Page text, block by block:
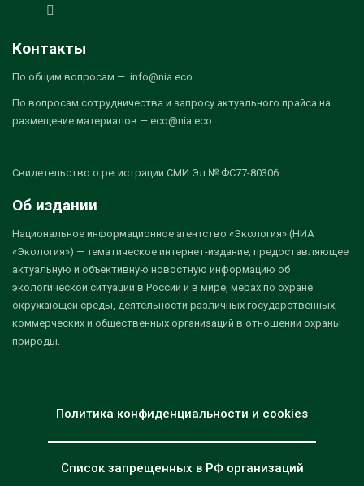
Контакты
По общим вопросам — info@nia.eco
По вопросам сотрудничества и запросу актуального прайса на
размещение материалов — eco@nia.eco
Свидетельство о регистрации СМИ Эл № ФС77-80306
Об издании
Национальное информационное агентство «Экология» (НИА
«Экология») — тематическое интернет-издание, предоставляющее
актуальную и объективную новостную информацию об
экологической ситуации в России и в мире, мерах по охране
окружающей среды, деятельности различных государственных,
коммерческих и общественных организаций в отношении охраны
природы.
Политика конфиденциальности и cookies
Список запрещенных в РФ организаций